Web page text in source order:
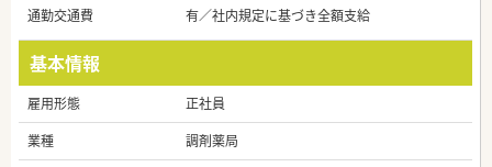
通勤交通費
有／社内規定に基づき全額支給
基本情報
雇用形態
正社員
業種
調剤薬局